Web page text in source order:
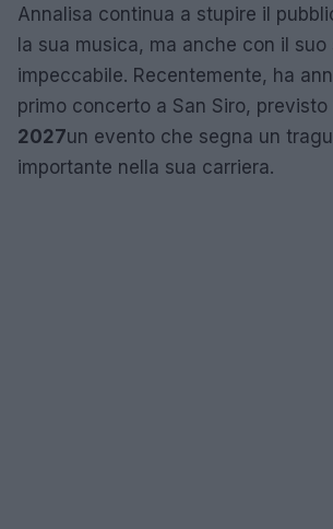
Annalisa continua a stupire il
la sua musica, ma anche con il suo
impeccabile. Recentemente, ha
primo concerto a San Siro, previsto
2027un evento che segna un
importante nella sua carriera.